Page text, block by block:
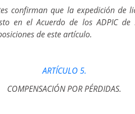
confirman que la expedición de
en el Acuerdo de los ADPIC
de este artículo.
ARTÍCULO 5.
COMPENSACIÓN POR PÉRDIDAS.